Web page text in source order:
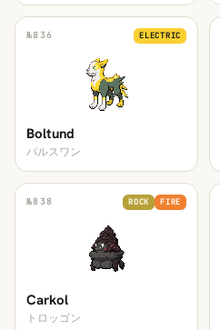
№836 ELECTRIC
Boltund
パルスワン
№838 ROCK FIRE
Carkol
トロッゴン